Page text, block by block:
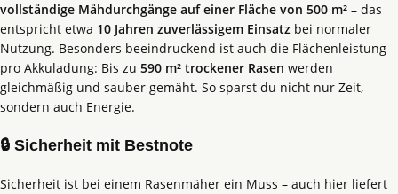
vollständige Mähdurchgänge auf einer Fläche von 500 m² – das
entspricht etwa 10 Jahren zuverlässigem Einsatz bei normaler
Nutzung. Besonders beeindruckend ist auch die Flächenleistung
pro Akkuladung: Bis zu 590 m² trockener Rasen werden
gleichmäßig und sauber gemäht. So sparst du nicht nur Zeit,
sondern auch Energie.
🔒 Sicherheit mit Bestnote
Sicherheit ist bei einem Rasenmäher ein Muss – auch hier liefert